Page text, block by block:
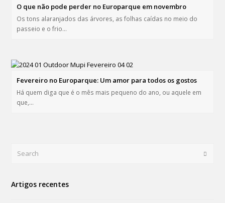
O que não pode perder no Europarque em novembro
Os tons alaranjados das árvores, as folhas caídas no meio do
passeio e o frio…
Fevereiro no Europarque: Um amor para todos os gostos
Há quem diga que é o mês mais pequeno do ano, ou aquele em
que,…
Artigos recentes